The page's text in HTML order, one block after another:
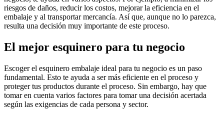
riesgos de daños, reducir los costos, mejorar la eficiencia en el
embalaje y al transportar mercancía. Así que, aunque no lo parezca,
resulta una decisión muy importante de este proceso.
El mejor esquinero para tu negocio
Escoger el esquinero embalaje ideal para tu negocio es un paso
fundamental. Esto te ayuda a ser más eficiente en el proceso y
proteger tus productos durante el proceso. Sin embargo, hay que
tomar en cuenta varios factores para tomar una decisión acertada
según las exigencias de cada persona y sector.